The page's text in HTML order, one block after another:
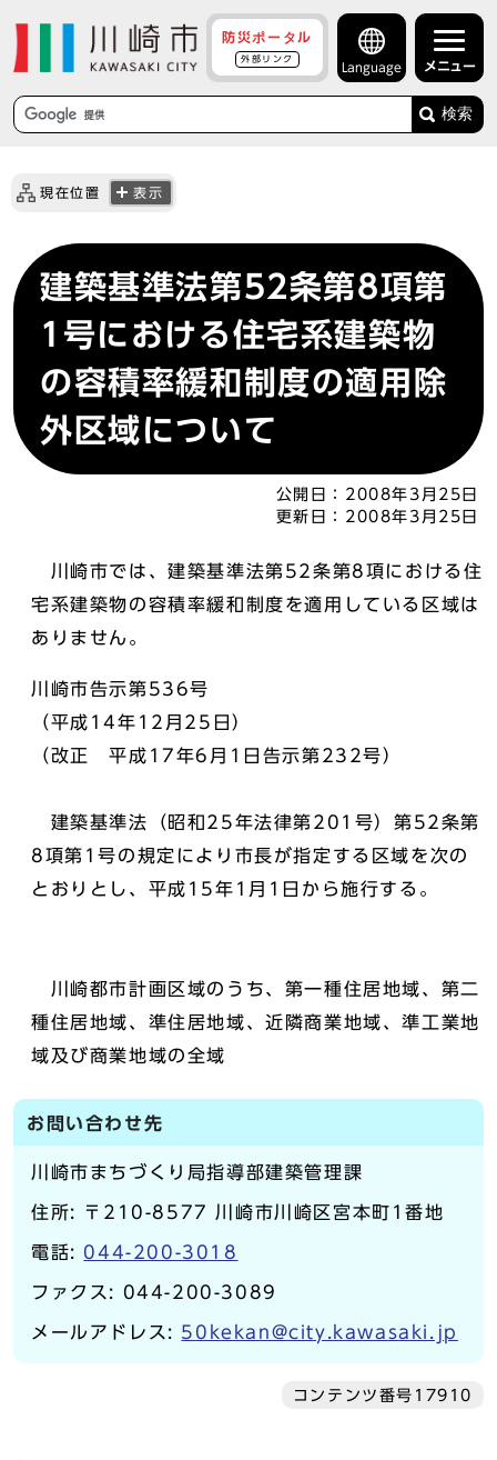
防災ポータル
外部リンク
Language メニュー
検索
現在位置 表示
建築基準法第52条第8項第
1号における住宅系建築物
の容積率緩和制度の適用除
外区域について
公開日： 2008年3月25日
更新日： 2008年3月25日
川崎市では、建築基準法第52条第8項における住
宅系建築物の容積率緩和制度を適用している区域は
ありません。
川崎市告示第536号
（平成14年12月25日）
（改正 平成17年6月1日告示第232号）
建築基準法（昭和25年法律第201号）第52条第
8項第1号の規定により市長が指定する区域を次の
とおりとし、平成15年1月1日から施行する。
川崎都市計画区域のうち、第一種住居地域、第二
種住居地域、準住居地域、近隣商業地域、準工業地
域及び商業地域の全域
お問い合わせ先
川崎市まちづくり局指導部建築管理課
住所: 〒210-8577 川崎市川崎区宮本町1番地
電話: 044-200-3018
ファクス: 044-200-3089
メールアドレス: 50kekan@city.kawasaki.jp
コンテンツ番号17910